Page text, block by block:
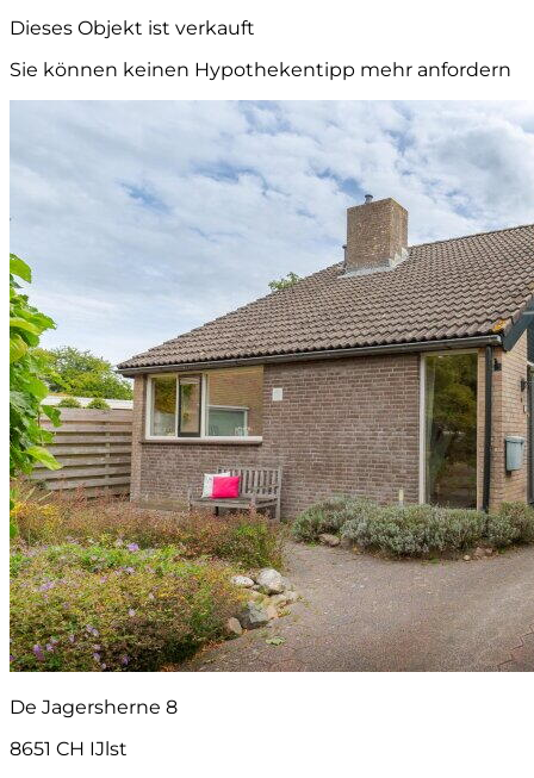
Dieses Objekt ist verkauft
Sie können keinen Hypothekentipp mehr anfordern
De Jagersherne 8
8651 CH IJlst